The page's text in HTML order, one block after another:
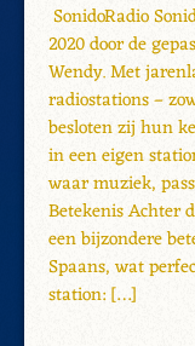
SonidoRadio
2020 door de
Wendy. Met
radiostations –
besloten zij hun
in een eigen
waar muziek,
Betekenis Achter
een bijzondere
Spaans, wat
station: […]